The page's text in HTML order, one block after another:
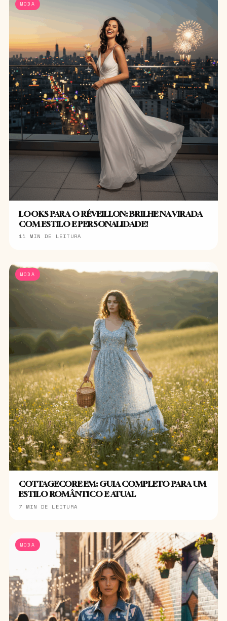
MODA
LOOKS PARA O RÉVEILLON: BRILHE NA VIRADA
COM ESTILO E PERSONALIDADE!
11 MIN DE LEITURA
MODA
COTTAGECORE EM: GUIA COMPLETO PARA UM
ESTILO ROMÂNTICO E ATUAL
7 MIN DE LEITURA
MODA